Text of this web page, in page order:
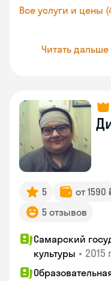
Все услуги и цены
Читать дальше
5 от 1590
5 отзывов
Самарский
культуры • 2015